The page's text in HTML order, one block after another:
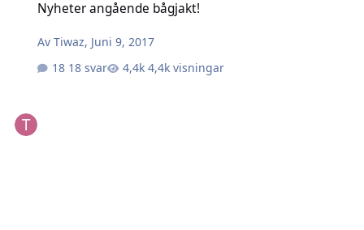
Nyheter angående bågjakt!
AvTiwaz, Juni 9, 2017
18 svar
4,4k visningar